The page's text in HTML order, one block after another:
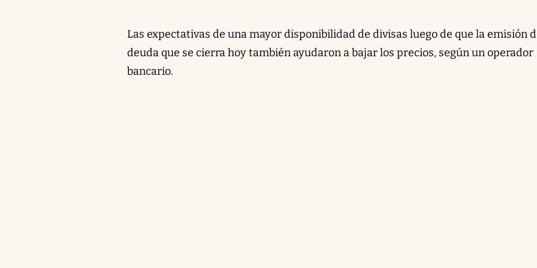
Las expectativas de una mayor disponibilidad de divisas luego de que la emisión
deuda que se cierra hoy también ayudaron a bajar los precios, según un operador
bancario.